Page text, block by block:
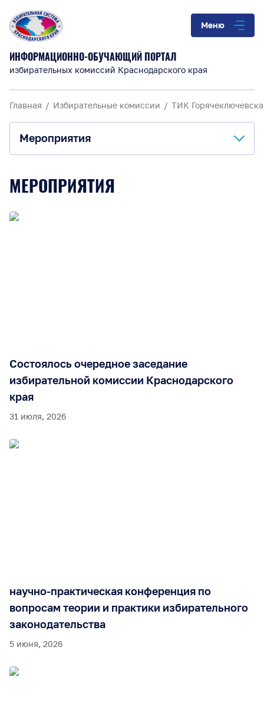
Меню
ИНФОРМАЦИОННО-ОБУЧАЮЩИЙ ПОРТАЛ
избирательных комиссий Краснодарского края
Главная Избирательные комиссии ТИК
Мероприятия
МЕРОПРИЯТИЯ
Состоялось очередное заседание
избирательной комиссии Краснодарского
края
31 июля, 2026
научно-практическая конференция по
вопросам теории и практики избирательного
законодательства
5 июня, 2026